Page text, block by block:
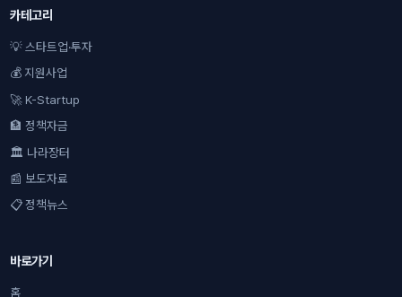
카테고리
💡 스타트업·투자
💰 지원사업
🚀 K-Startup
🏦 정책자금
🏛 나라장터
📰 보도자료
📋 정책뉴스
바로가기
홈